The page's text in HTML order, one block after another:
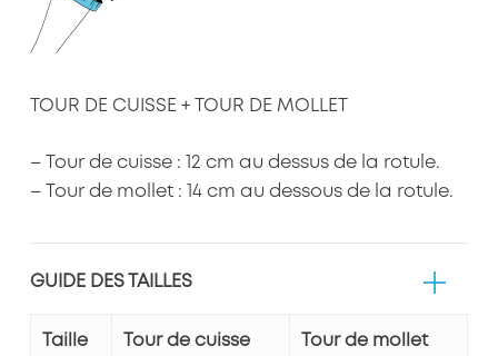
TOUR DE CUISSE + TOUR DE MOLLET
– Tour de cuisse : 12 cm au dessus de la rotule.
– Tour de mollet : 14 cm au dessous de la rotule.
GUIDE DES TAILLES
Taille Tour de cuisse Tour de mollet